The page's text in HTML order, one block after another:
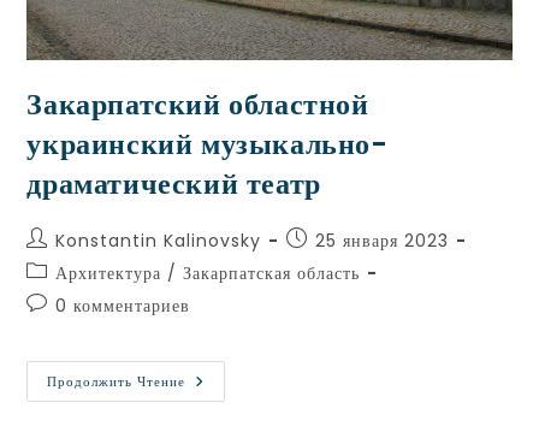
Закарпатский областной
украинский музыкально-
драматический театр
Konstantin Kalinovsky
25 января 2023
Архитектура / Закарпатская область
0 комментариев
Продолжить Чтение